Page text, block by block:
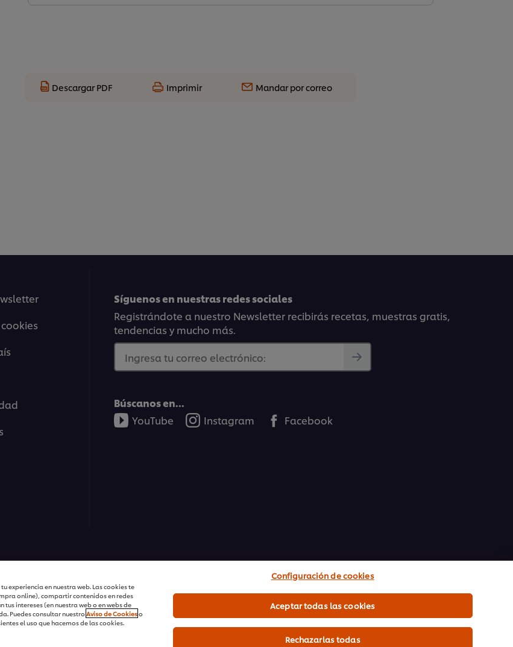
Descargar PDF Imprimir Mandar por correo
Síguenos en nuestras redes sociales
Registrándote a nuestro Newsletter recibirás recetas, muestras gratis,
tendencias y mucho más.
Ingresa tu correo electrónico:
Búscanos en...
YouTube
Instagram Facebook
experiencia en nuestra web. Las cookies te
online), compartir contenidos en redes
intereses (en nuestra web o en webs de
Puedes consultar nuestro Aviso de Cookieso
el uso que hacemos de las cookies.
Configuración de cookies
Rechazarlas todas
Aceptar todas las cookies